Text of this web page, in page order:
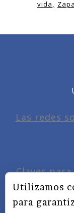
vida
Las redes
Claves
Utilizamos
para